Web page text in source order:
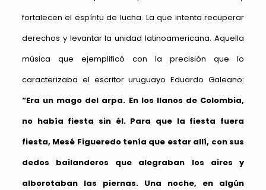
fortalecen el espíritu de lucha. La que intenta recuperar
derechos y levantar la unidad latinoamericana. Aquella
música que ejemplificó con la precisión que lo
caracterizaba el escritor uruguayo Eduardo Galeano:
“Era un mago del arpa. En los llanos de Colombia,
no había fiesta sin él. Para que la fiesta fuera
fiesta, Mesé Figueredo tenía que estar allí, con sus
dedos bailanderos que alegraban los aires y
alborotaban las piernas. Una noche, en algún